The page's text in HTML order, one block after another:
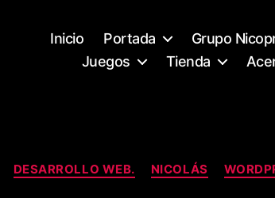
Inicio Portada Grupo
Juegos
Tienda
Categorías
DESARROLLO WEB. NICOLÁS